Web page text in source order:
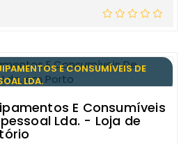
E CONSUMÍVEIS DE
LDA.
E Consumíveis
Lda. - Loja de